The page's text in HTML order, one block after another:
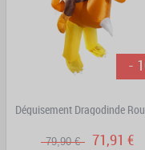
-
Déguisement Dragodinde
79,90 € 71,91 €